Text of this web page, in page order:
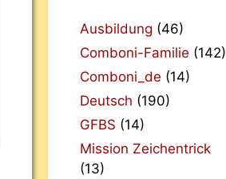
Ausbildung (46)
Comboni-Familie (142)
Comboni_de (14)
Deutsch (190)
GFBS (14)
Mission Zeichentrick
(13)